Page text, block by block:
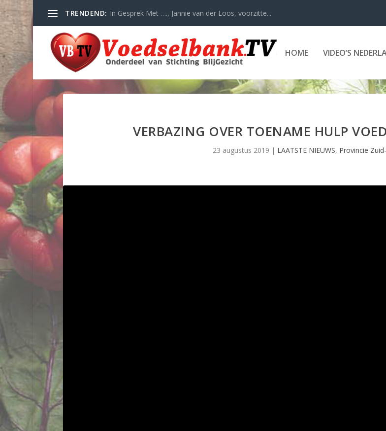
TRENDEND: In Gesprek Met …., Jannie van der Loos, voorzitte...
HOME VIDEO’S
VERBAZING OVER TOENAME HULP
23 augustus 2019 | LAATSTE NIEUWS, Provincie